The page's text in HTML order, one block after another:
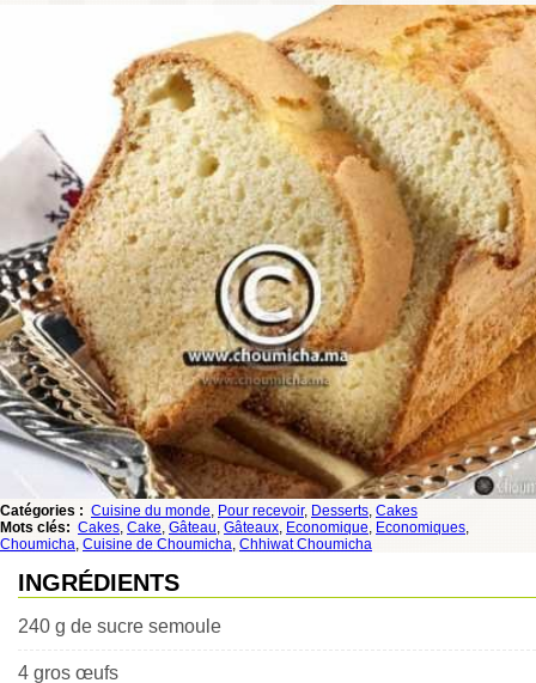
Catégories : Cuisine du monde, Pour recevoir, Desserts, Cakes
Mots clés: Cakes, Cake, Gâteau, Gâteaux, Economique, Economiques,
Choumicha, Cuisine de Choumicha, Chhiwat Choumicha
INGRÉDIENTS
240 g de sucre semoule
4 gros œufs